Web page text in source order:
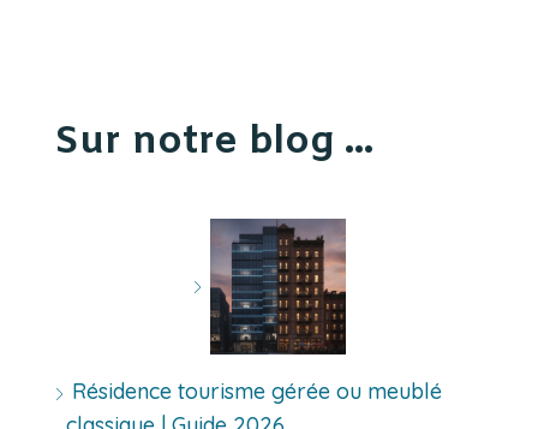
Sur notre blog ...
Résidence tourisme gérée ou meublé